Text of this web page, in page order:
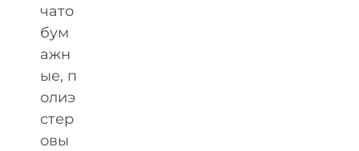
чато
бум
ажн
ые, п
олиэ
стер
овы